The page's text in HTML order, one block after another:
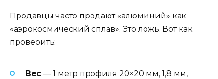
Продавцы часто продают «алюминий» как
«аэрокосмический сплав». Это ложь. Вот как
проверить:
Вес — 1 метр профиля 20×20 мм, 1,8 мм,